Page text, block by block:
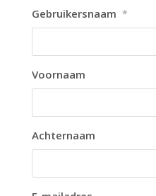
Gebruikersnaam *
Voornaam
Achternaam